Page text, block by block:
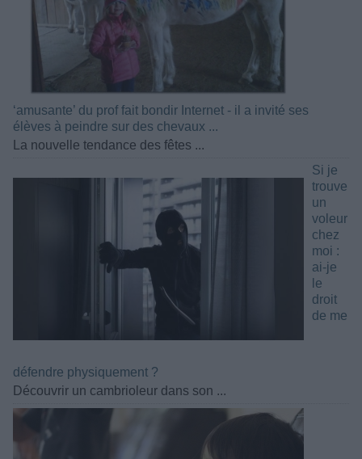
‘amusante’ du prof fait bondir Internet - il a invité ses
élèves à peindre sur des chevaux ...
La nouvelle tendance des fêtes ...
Si je
trouve
un
voleur
chez
moi :
ai-je
le
droit
de me
défendre physiquement ?
Découvrir un cambrioleur dans son ...